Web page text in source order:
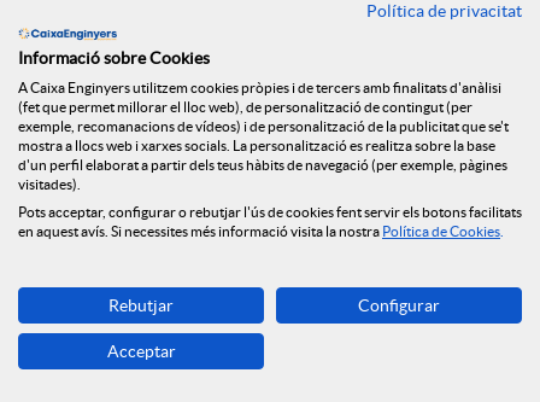
m
p
a
r
t
Notícies relacionades
El Grup Caixa Enginyers consolida el seu model
cooperatiu, sent la primera entitat en qualitat de
servei a Espanya i amb resultats històrics per
tercer any consecutiu
NEWS & YOU num.6
l'economia social amb la seva incorporació al Grup
Clade
NEWS & YOU num.5
Política de privacitat
Informació sobre Cookies
A Caixa Enginyers utilitzem cookies pròpies i de tercers amb finalitats d'anàlisi
(fet que permet millorar el lloc web), de personalització de contingut (per
exemple, recomanacions de vídeos) i de personalització de la publicitat que se't
mostra a llocs web i xarxes socials. La personalització es realitza sobre la base
d'un perfil elaborat a partir dels teus hàbits de navegació (per exemple, pàgines
visitades).
Pots acceptar, configurar o rebutjar l'ús de cookies fent servir els botons facilitats
en aquest avís. Si necessites més informació visita la nostra Política de Cookies
Rebutjar Configurar
Acceptar